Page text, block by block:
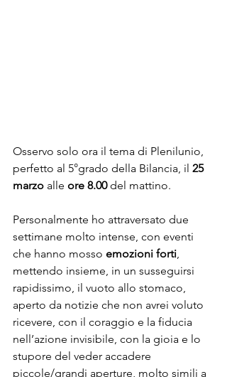
Osservo solo ora il tema di Plenilunio,
perfetto al 5°grado della Bilancia, il 25
marzo alle ore 8.00 del mattino.
Personalmente ho attraversato due
settimane molto intense, con eventi
che hanno mosso emozioni forti,
mettendo insieme, in un susseguirsi
rapidissimo, il vuoto allo stomaco,
aperto da notizie che non avrei voluto
ricevere, con il coraggio e la fiducia
nell’azione invisibile, con la gioia e lo
stupore del veder accadere
piccole/grandi aperture, molto simili a